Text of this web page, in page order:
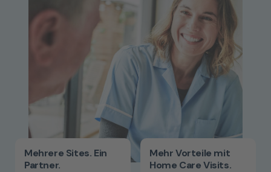
Mehrere Sites. Ein
Partner.
Mehr Vorteile mit
Home Care Visits.